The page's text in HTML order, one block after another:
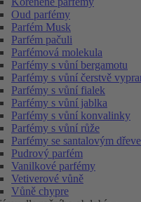
Oud parfémy
Parfém Musk
Parfém pačuli
Parfémová molekula
Parfémy s vůní bergamotu
Parfémy s vůní čerstvě
Parfémy s vůní fialek
Parfémy s vůní jablka
Parfémy s vůní konvalinky
Parfémy s vůní růže
Parfémy se santalovým
Pudrový parfém
Vanilkové parfémy
Vetiverové vůně
Vůně chypre